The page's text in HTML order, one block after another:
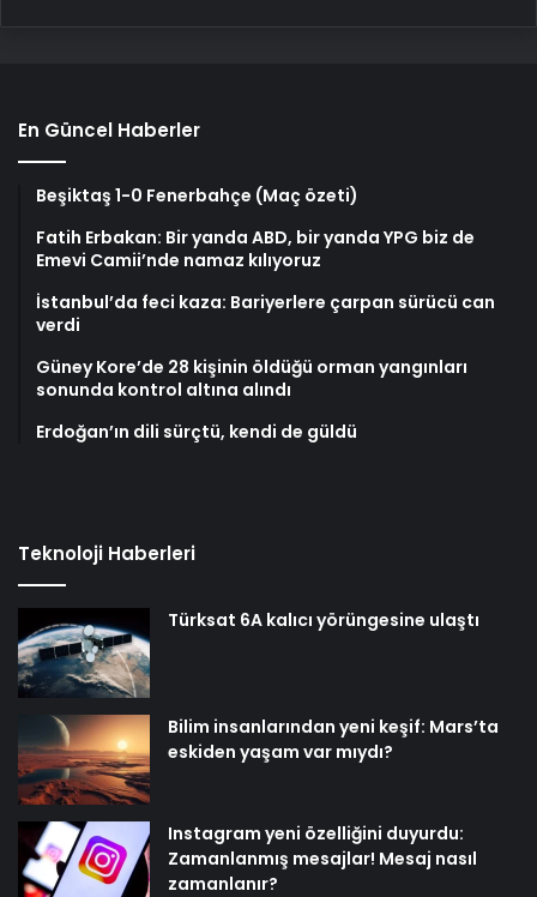
En Güncel Haberler
Beşiktaş 1-0 Fenerbahçe (Maç özeti)
Fatih Erbakan: Bir yanda ABD, bir yanda YPG biz de
Emevi Camii’nde namaz kılıyoruz
İstanbul’da feci kaza: Bariyerlere çarpan sürücü can
verdi
Güney Kore’de 28 kişinin öldüğü orman yangınları
sonunda kontrol altına alındı
Erdoğan’ın dili sürçtü, kendi de güldü
Teknoloji Haberleri
Türksat 6A kalıcı yörüngesine ulaştı
Bilim insanlarından yeni keşif: Mars’ta
eskiden yaşam var mıydı?
Instagram yeni özelliğini duyurdu:
Zamanlanmış mesajlar! Mesaj nasıl
zamanlanır?